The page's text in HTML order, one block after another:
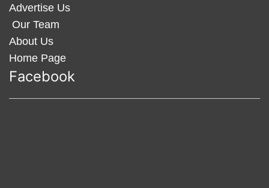
Advertise Us
Our Team
About Us
Home Page
Facebook